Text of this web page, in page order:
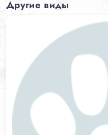
Другие виды